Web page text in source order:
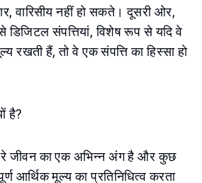
वारिसीय नहीं हो सकते। दूसरी ओर,
डिजिटल संपत्तियां, विशेष रूप से यदि वे
रखती हैं, तो वे एक संपत्ति का हिस्सा हो
है?
जीवन का एक अभिन्न अंग है और कुछ
आर्थिक मूल्य का प्रतिनिधित्व करता